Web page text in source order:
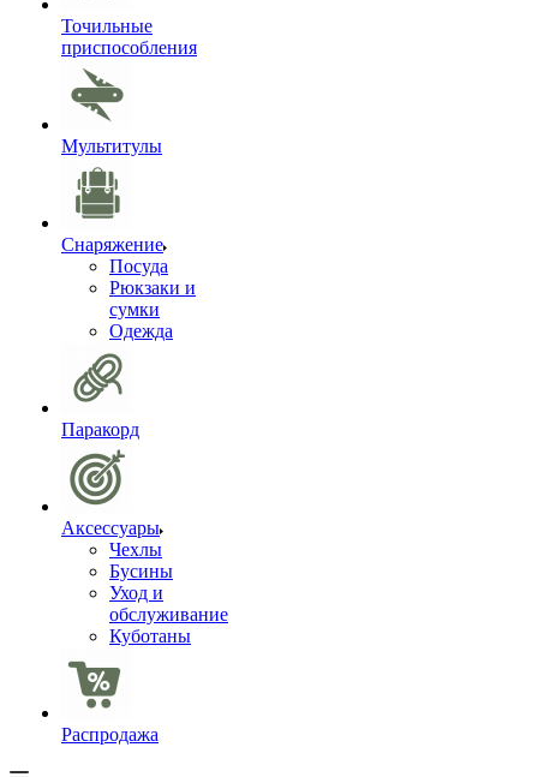
Точильные
приспособления
Мультитулы
Снаряжение
Посуда
Рюкзаки и
сумки
Одежда
Паракорд
Аксессуары
Чехлы
Бусины
Уход и
обслуживание
Куботаны
Распродажа